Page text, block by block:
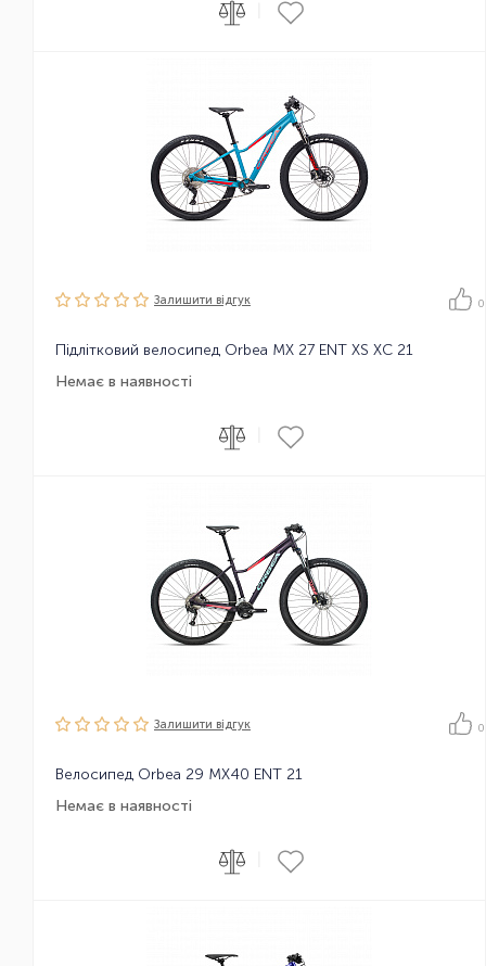
Залишити вiдгук 0
Підлітковий велосипед Orbea MX 27 ENT XS XC 21
Немає в наявності
Залишити вiдгук 0
Велосипед Orbea 29 MX40 ENT 21
Немає в наявності